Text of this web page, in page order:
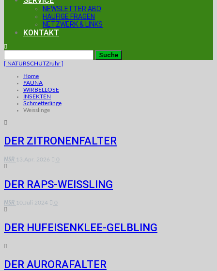
NEWSLETTER ABO
HÄUFIGE FRAGEN
NETZWERK & LINKS
KONTAKT
[ NATURSCHUTZruhr ]
Home
FAUNA
WIRBELLOSE
INSEKTEN
Schmetterlinge
Weisslinge
DER ZITRONENFALTER
NSR 13.Apr. 2026 0
DER RAPS-WEISSLING
NSR 10.Juli 2024 0
DER HUFEISENKLEE-GELBLING
DER AURORAFALTER